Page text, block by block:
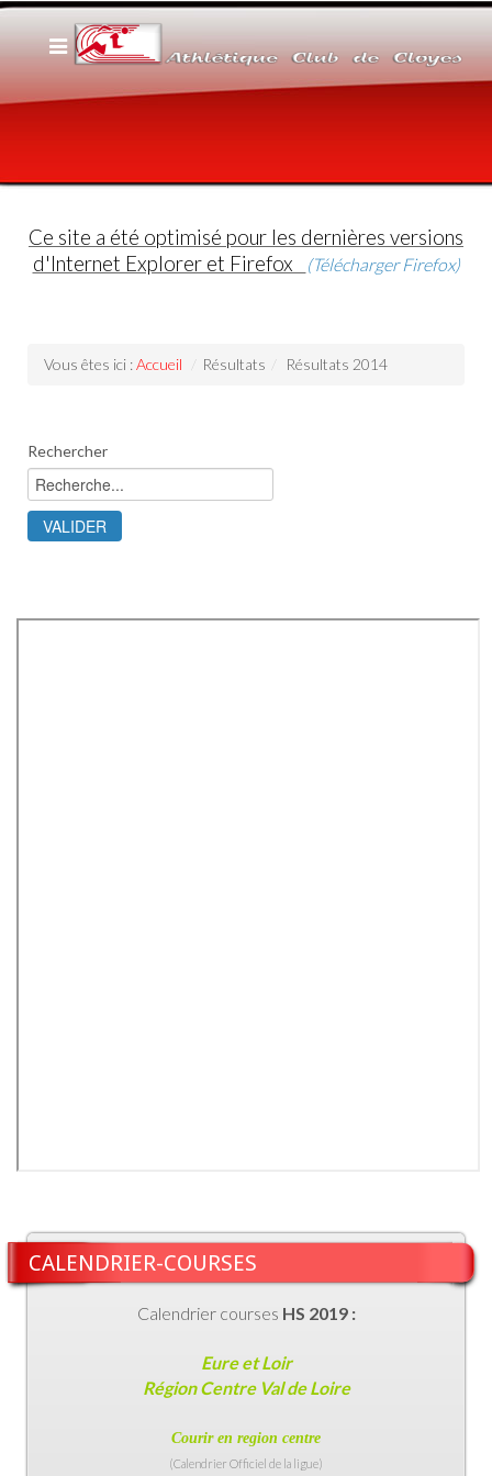
Ce site a été optimisé pour les dernières versions
d'Internet Explorer et Firefox
(Télécharger Firefox)
Vous êtes ici :Accueil / Résultats / Résultats 2014
Rechercher
CALENDRIER-COURSES
Calendrier courses HS 2019 :
Eure et Loir
Région Centre Val de Loire
Courir en region centre
(Calendrier Officiel de la ligue)